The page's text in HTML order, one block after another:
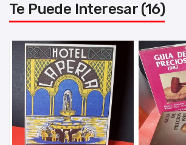
Te Puede Interesar (16)